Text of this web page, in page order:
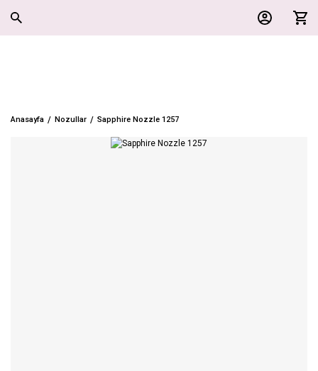
Anasayfa Nozullar Sapphire Nozzle 1257